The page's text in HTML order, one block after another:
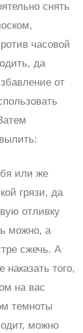
снять
часовой
да
от
или же
грязи, да
отливку
можно, а
сжечь. А
того,
на вас
темноты
можно